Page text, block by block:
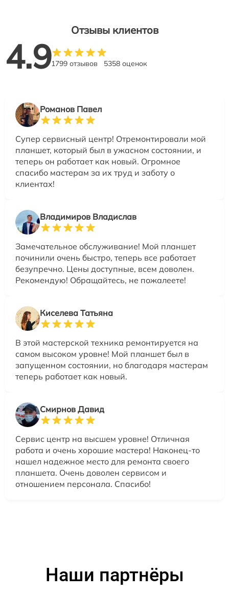
Отзывы клиентов
4.91799 отзывов 5358 оценок
Романов Павел
Супер сервисный центр! Отремонтировали мой
планшет, который был в ужасном состоянии, и
теперь он работает как новый. Огромное
спасибо мастерам за их труд и заботу о
клиентах!
Владимиров Владислав
Замечательное обслуживание! Мой планшет
починили очень быстро, теперь все работает
безупречно. Цены доступные, всем доволен.
Рекомендую! Обращайтесь, не пожалеете!
Киселева Татьяна
В этой мастерской техника ремонтируется на
самом высоком уровне! Мой планшет был в
запущенном состоянии, но благодаря мастерам
теперь работает как новый.
Смирнов Давид
Сервис центр на высшем уровне! Отличная
работа и очень хорошие мастера! Наконец-то
нашел надежное место для ремонта своего
планшета. Очень доволен сервисом и
отношением персонала. Спасибо!
Наши партнёры